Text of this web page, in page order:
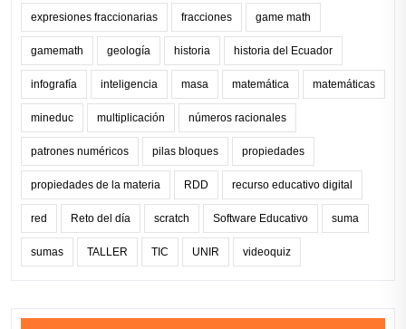
expresiones fraccionarias fracciones game math
gamemath geología historia historia del Ecuador
infografía inteligencia masa matemática matemáticas
mineduc multiplicación números racionales
patrones numéricos pilas bloques propiedades
propiedades de la materia RDD recurso educativo digital
red Reto del día scratch Software Educativo suma
sumas TALLER TIC UNIR videoquiz